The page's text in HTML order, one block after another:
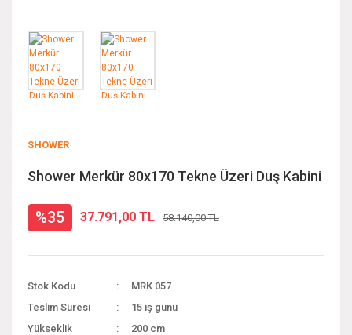
SHOWER
Shower Merkür 80x170 Tekne Üzeri Duş Kabini
%35 37.791,00 TL 58.140,00 TL
Stok Kodu
MRK 057
Teslim Süresi
15 iş günü
Yükseklik
200 cm